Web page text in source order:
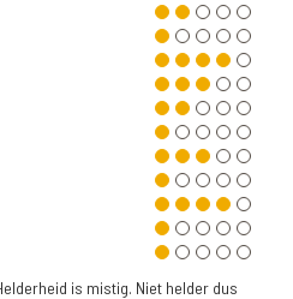
is mistig. Niet helder dus